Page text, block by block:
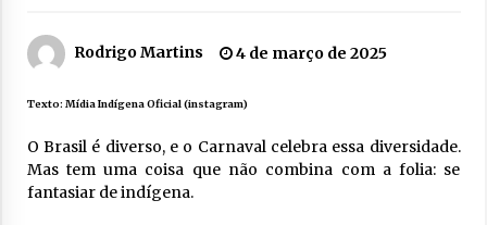
Rodrigo Martins 4 de março de 2025
Texto: Mídia Indígena Oficial (instagram)
O Brasil é diverso, e o Carnaval celebra essa diversidade.
Mas tem uma coisa que não combina com a folia: se
fantasiar de indígena.